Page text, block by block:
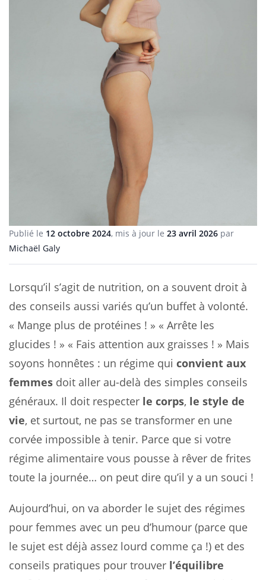
Publié le 12 octobre 2024, mis à jour le 23 avril 2026 par
Michaël Galy
Lorsqu’il s’agit de nutrition, on a souvent droit à
des conseils aussi variés qu’un buffet à volonté.
« Mange plus de protéines ! » « Arrête les
glucides ! » « Fais attention aux graisses ! » Mais
soyons honnêtes : un régime qui convient aux
femmes doit aller au-delà des simples conseils
généraux. Il doit respecter le corps, le style de
vie, et surtout, ne pas se transformer en une
corvée impossible à tenir. Parce que si votre
régime alimentaire vous pousse à rêver de frites
toute la journée… on peut dire qu’il y a un souci !
Aujourd’hui, on va aborder le sujet des régimes
pour femmes avec un peu d’humour (parce que
le sujet est déjà assez lourd comme ça !) et des
conseils pratiques pour trouver l’équilibre